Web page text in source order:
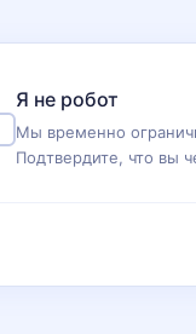
Я не робот
Мы временно
Подтвердите, что вы